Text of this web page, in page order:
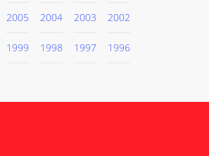
2005 2004 2003 2002
1999 1998 1997 1996